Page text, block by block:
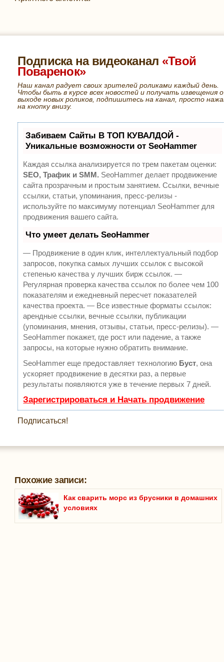
Подписка на видеоканал «Твой
Поваренок»
Наш канал радует своих зрителей роликами каждый день.
Чтобы быть в курсе всех новостей и получать извещения о
выходе новых роликов, подпишитесь на канал, просто
на кнопку внизу.
Забиваем Сайты В ТОП КУВАЛДОЙ -
Уникальные возможности от SeoHammer
Каждая ссылка анализируется по трем пакетам оценки:
SEO, Трафик и SMM. SeoHammer делает продвижение
сайта прозрачным и простым занятием. Ссылки, вечные
ссылки, статьи, упоминания, пресс-релизы -
используйте по максимуму потенциал SeoHammer для
продвижения вашего сайта.
Что умеет делать SeoHammer
— Продвижение в один клик, интеллектуальный подбор
запросов, покупка самых лучших ссылок с высокой
степенью качества у лучших бирж ссылок.—
Регулярная проверка качества ссылок по более чем 100
показателям и ежедневный пересчет показателей
качества проекта.— Все известные форматы ссылок:
арендные ссылки, вечные ссылки, публикации
(упоминания, мнения, отзывы, статьи, пресс-релизы).—
SeoHammer покажет, где рост или падение, а также
запросы, на которые нужно обратить внимание.
SeoHammer еще предоставляет технологию Буст, она
ускоряет продвижение в десятки раз, а первые
результаты появляются уже в течение первых 7 дней.
Зарегистрироваться и Начать продвижение
Подписаться!
Похожие записи:
Как сварить морс из брусники в домашних
условиях